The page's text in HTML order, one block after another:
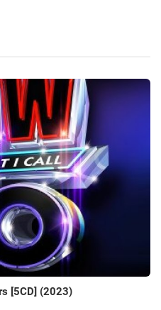
[5CD] (2023)